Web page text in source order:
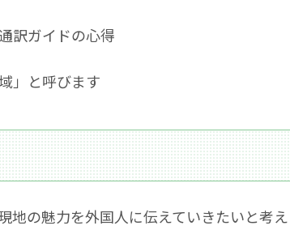
訳ガイドの心得
」と呼びます
地の魅力を外国人に伝えていきたいと考え